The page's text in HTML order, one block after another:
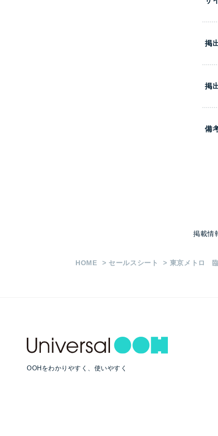
掲
掲
備
掲載情
HOME セールスシート 東京メトロ 臨
OOHをわかりやすく、使いやすく